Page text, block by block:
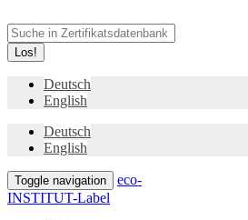
Los!
Deutsch
English
Deutsch
English
Toggle navigation
eco-
INSTITUT-Label